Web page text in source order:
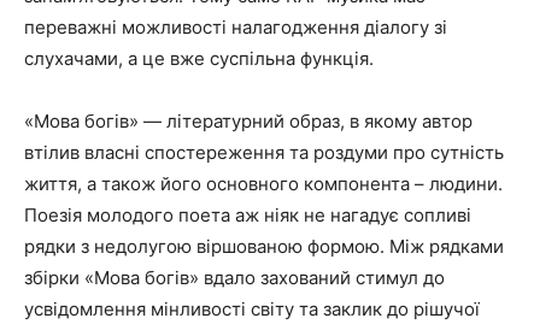
переважні можливості налагодження діалогу зі
слухачами, а це вже суспільна функція.
«Мова богів» ― літературний образ, в якому автор
втілив власні спостереження та роздуми про сутність
життя, а також його основного компонента – людини.
Поезія молодого поета аж ніяк не нагадує сопливі
рядки з недолугою віршованою формою. Між рядками
збірки «Мова богів» вдало захований стимул до
усвідомлення мінливості світу та заклик до рішучої